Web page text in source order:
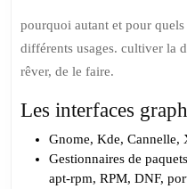
pourquoi autant et pour
différents usages. cultiver la
rêver, de le faire.
Les interfaces
Gnome, Kde, Cannelle,
Gestionnaires de
apt-rpm, RPM, DNF,